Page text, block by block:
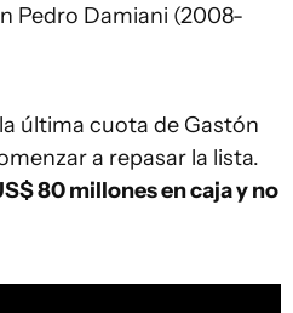
Pedro Damiani (2008-
última cuota de Gastón
a repasar la lista.
80 millones en caja y no